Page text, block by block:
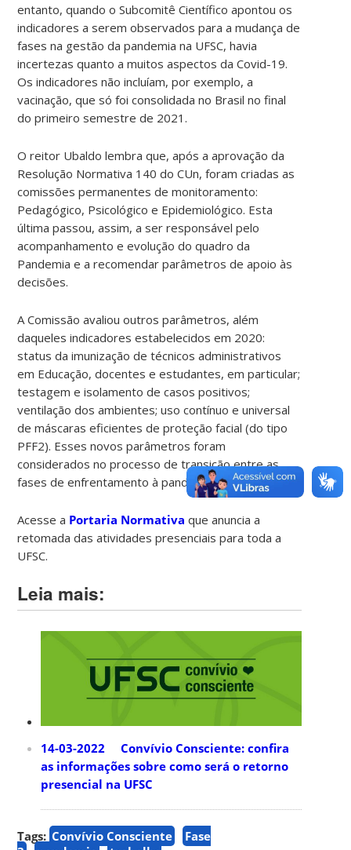
entanto, quando o Subcomitê Científico apontou os
indicadores a serem observados para a mudança de
fases na gestão da pandemia na UFSC, havia
incertezas quanto a muitos aspectos da Covid-19.
Os indicadores não incluíam, por exemplo, a
vacinação, que só foi consolidada no Brasil no final
do primeiro semestre de 2021.
O reitor Ubaldo lembra que, após a aprovação da
Resolução Normativa 140 do CUn, foram criadas as
comissões permanentes de monitoramento:
Pedagógico, Psicológico e Epidemiológico. Esta
última passou, assim, a ser responsável pelo
acompanhamento e evolução do quadro da
Pandemia e a recomendar parâmetros de apoio às
decisões.
A Comissão avaliou outros parâmetros, além
daqueles indicadores estabelecidos em 2020:
status da imunização de técnicos administrativos
em Educação, docentes e estudantes, em particular;
testagem e isolamento de casos positivos;
ventilação dos ambientes; uso contínuo e universal
de máscaras eficientes de proteção facial (do tipo
PFF2). Esses novos parâmetros foram
considerados no processo de transição entre as
fases de enfrentamento à pandemia.
Acesse a Portaria Normativa que anuncia a
retomada das atividades presenciais para toda a
UFSC.
Leia mais:
14-03-2022 Convívio Consciente: confira
as informações sobre como será o retorno
presencial na UFSC
Tags: Convívio Consciente
Fase